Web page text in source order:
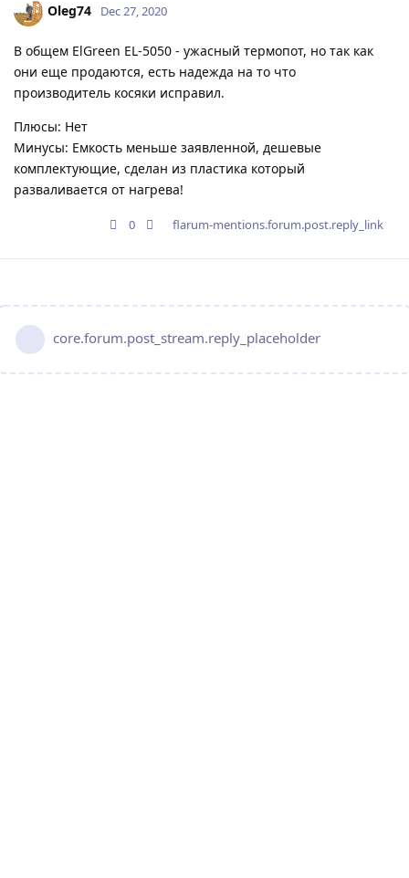
Oleg74 Dec 27, 2020
В общем ElGreen EL-5050 - ужасный термопот, но так как
они еще продаются, есть надежда на то что
производитель косяки исправил.
Плюсы: Нет
Минусы: Емкость меньше заявленной, дешевые
комплектующие, сделан из пластика который
разваливается от нагрева!
0 flarum-mentions.forum.post.reply_link
core.forum.post_stream.reply_placeholder